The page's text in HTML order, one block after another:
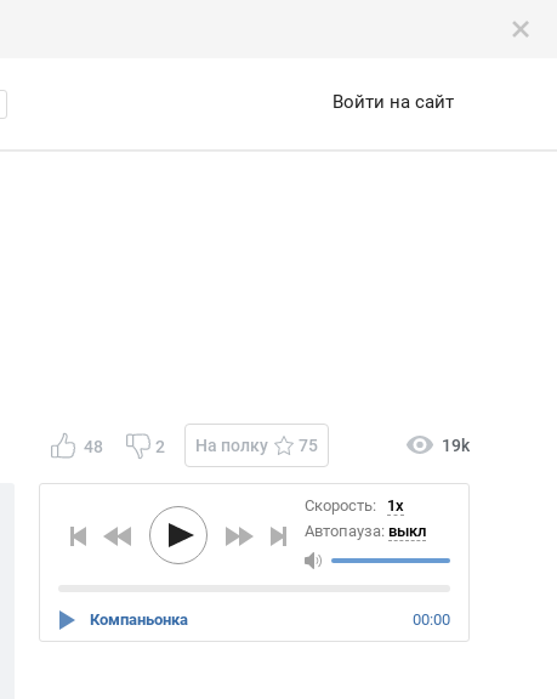
Войти на сайт
48 2 На полку 75 19k
Скорость:
1x
Автопауза: выкл
00:00
Компаньонка